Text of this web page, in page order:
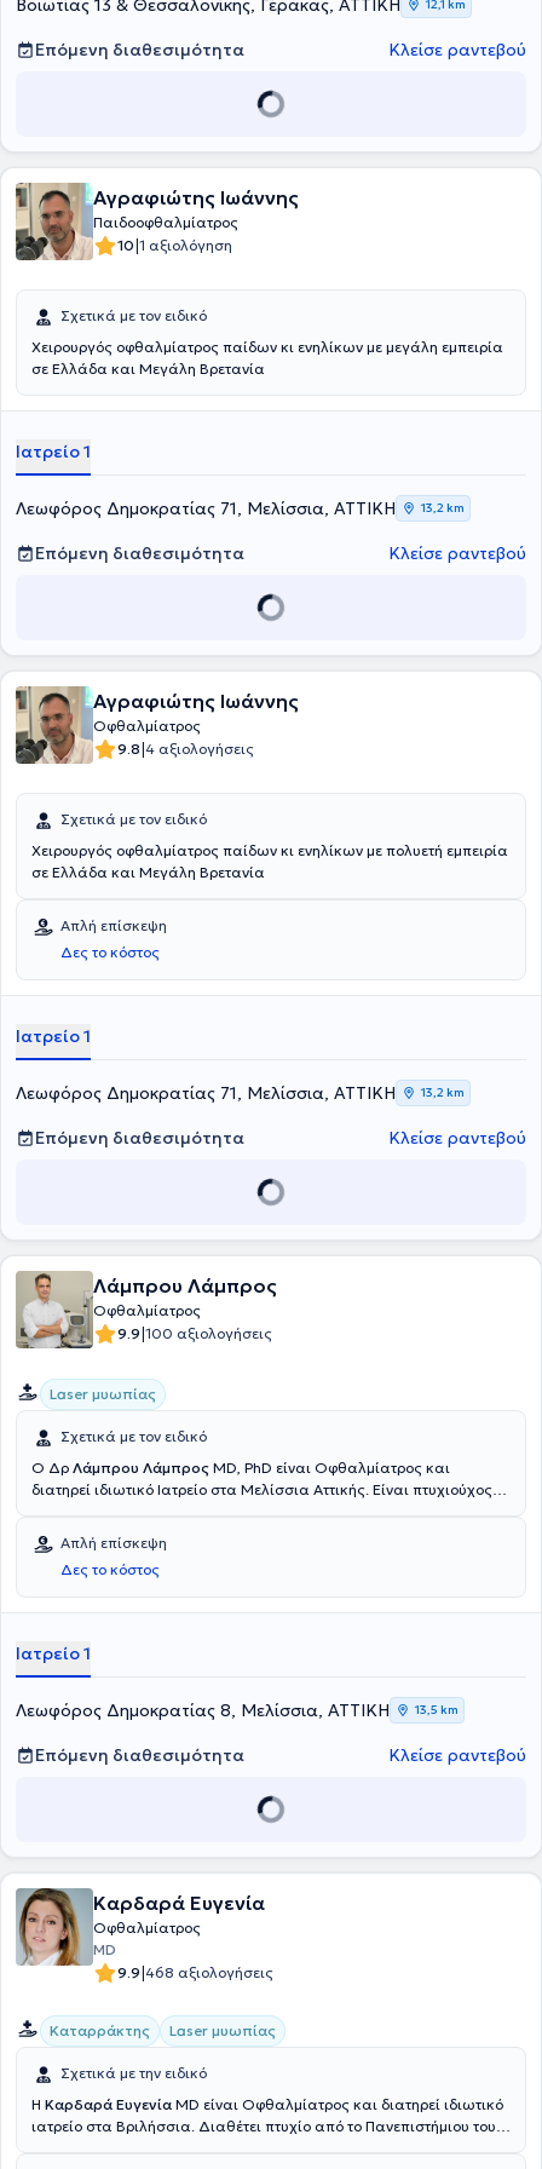
για διαθλαστικές ανωμαλίες παιδιών. Τέλος, είναι συμβεβλημένη
ιατρός για εξετάσεις υποψήφιων οδηγών και είναι Συνεργάτης
Βοιωτίας 13 & Θεσσαλονίκης, Γέρακας, ΑΤΤΙΚΗ 12,1 km
Επόμενη διαθεσιμότητα Κλείσε ραντεβού
Αγραφιώτης Ιωάννης
Παιδοοφθαλμίατρος
10|1 αξιολόγηση
Σχετικά με τον ειδικό
Χειρουργός οφθαλμίατρος παίδων κι ενηλίκων με μεγάλη εμπειρία
σε Ελλάδα και Μεγάλη Βρετανία
Ιατρείο 1
Λεωφόρος Δημοκρατίας 71, Μελίσσια, ΑΤΤΙΚΗ 13,2 km
Επόμενη διαθεσιμότητα Κλείσε ραντεβού
Αγραφιώτης Ιωάννης
Οφθαλμίατρος
9.8|4 αξιολογήσεις
Σχετικά με τον ειδικό
Χειρουργός οφθαλμίατρος παίδων κι ενηλίκων με πολυετή εμπειρία
σε Ελλάδα και Μεγάλη Βρετανία
Απλή επίσκεψη
Δες το κόστος
Ιατρείο 1
Λεωφόρος Δημοκρατίας 71, Μελίσσια, ΑΤΤΙΚΗ 13,2 km
Επόμενη διαθεσιμότητα Κλείσε ραντεβού
Λάμπρου Λάμπρος
Οφθαλμίατρος
9.9|100 αξιολογήσεις
Laser μυωπίας
Σχετικά με τον ειδικό
Ο Δρ Λάμπρου Λάμπρος MD, PhD είναι Οφθαλμίατρος και
διατηρεί ιδιωτικό Ιατρείο στα Μελίσσια Αττικής. Είναι πτυχιούχος
Αθηνών και Διδάκτωρ της Ιατρικής Σχολής του Δημοκριτείου
Πανεπιστημίου Θράκης. Ειδικεύτηκε στην Οφθαλμολογία στην
Οφθαλμολογική Κλινική του Νοσοκομείου «Κοργιαλένειο -
Μπενάκειο Ερυθρός Σταυρός» των Αθηνών. Μετά την ολοκλήρωση
πεδία του γλαυκώματος, καταρράκτη και ωχράς κηλίδας. Υπήρξε
επί σειρά ετών επιμελητής στο Πανεπιστημιακό Νοσοκομείο Skånes
Älvsborgsjsukhus, όπου διετέλεσε επίσης υπεύθυνος γλαυκώματος
και υπεύθυνος της εκπαίδευσης των ειδικευομένων στον τομέα
αυτό. Έχει συμμετάσχει σε σειρά συνεδρίων και εκπαιδευτικών
Απλή επίσκεψη
Δες το κόστος
Ιατρείο 1
Λεωφόρος Δημοκρατίας 8, Μελίσσια, ΑΤΤΙΚΗ 13,5 km
Επόμενη διαθεσιμότητα Κλείσε ραντεβού
Καρδαρά Ευγενία
Οφθαλμίατρος
MD
9.9|468 αξιολογήσεις
Καταρράκτης Laser μυωπίας
Σχετικά με την ειδικό
Η Καρδαρά Ευγενία MD είναι Οφθαλμίατρος και διατηρεί ιδιωτικό
ιατρείο στα Βριλήσσια. Διαθέτει πτυχίο από το Πανεπιστήμιου του